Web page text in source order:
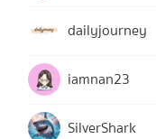
dailyjourney
iamnan23
SilverShark